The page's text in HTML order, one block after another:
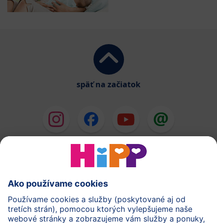
späť na začiatok
HiPP Mlieka
HiPP Príkrmy
HiPP Tehotenstvo